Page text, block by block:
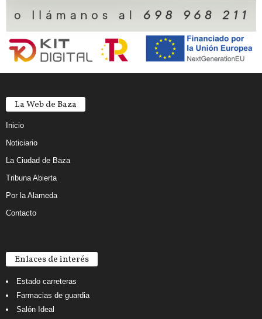
La Web de Baza
Inicio
Noticiario
La Ciudad de Baza
Tribuna Abierta
Por la Alameda
Contacto
Enlaces de interés
Estado carreteras
Farmacias de guardia
Salón Ideal